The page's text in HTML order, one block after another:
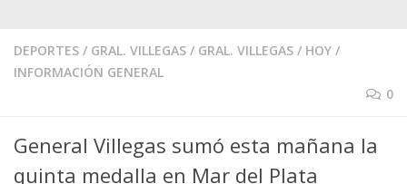
DEPORTES / GRAL. VILLEGAS / GRAL. VILLEGAS / HOY /
INFORMACIÓN GENERAL
0
General Villegas sumó esta mañana la
quinta medalla en Mar del Plata